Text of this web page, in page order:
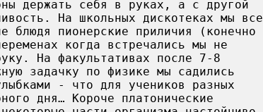
держать себя в руках, а с другой
На школьных дискотеках мы все
блюдя пионерские приличия (конечно
когда встречались мы не
На факультативах после 7-8
задачку по физике мы садились
- что для учеников разных
дня… Короче платонические